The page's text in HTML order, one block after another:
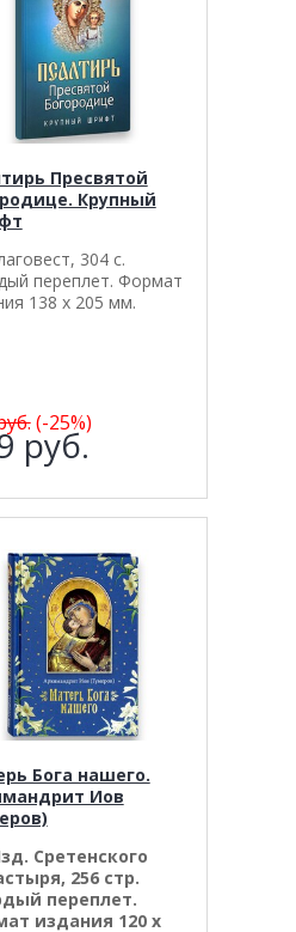
Пресвятой
Крупный
304 с.
переплет. Формат
138 х 205 мм.
(-25%)
руб.
Бога нашего.
Иов
Сретенского
256 стр.
переплет.
издания 120 х